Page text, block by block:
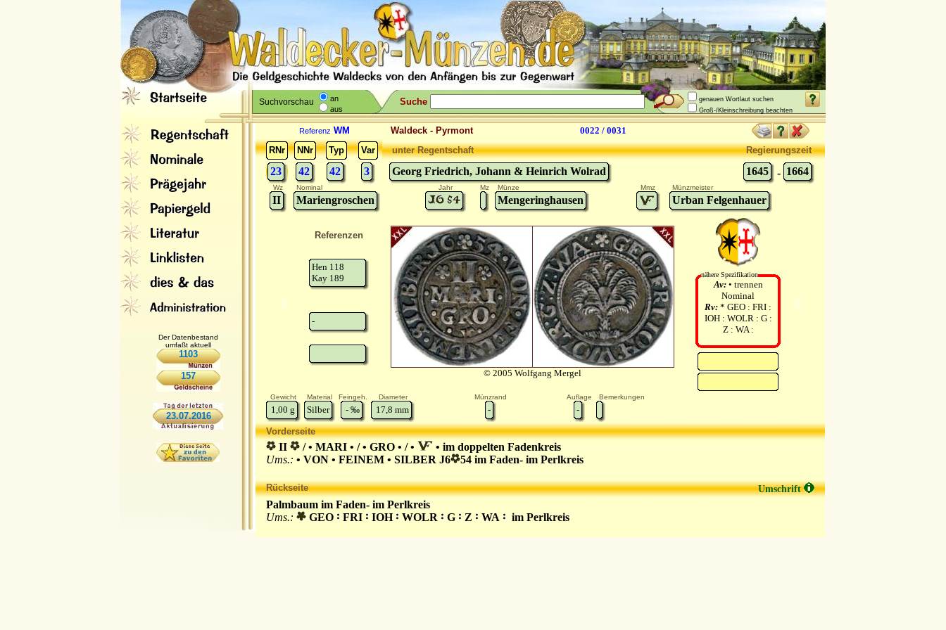
Suchvorschau
an
aus
Suche
genauen Wortlaut suchen
Groß-/Kleinschreibung beachten
Der Datenbestand
umfaßt aktuell
1103
157
23.07.2016
Referenz WM Waldeck - Pyrmont
0022 / 0031
RNr
NNr Typ Var
23 42 42 3
unter Regentschaft Regierungszeit
Georg Friedrich, Johann & Heinrich Wolrad 1645 - 1664
Wz Nominal Jahr Mz Münze Mmz Münzmeister
II Mariengroschen Mengeringhausen Urban Felgenhauer
Referenzen
Hen 118
Kay 189
-
© 2005 Wolfgang Mergel
nähere Spezifikation
Av: • trennen
Nominal
Rv: * GEO : FRI :
IOH : WOLR : G :
Z : WA :
Gewicht Material Feingeh. Diameter Münzrand Auflage Bemerkungen
1,00 g Silber - ‰ 17,8 mm - -
Vorderseite
II / • MARI • / • GRO • / •
• im doppelten Fadenkreis
Ums.: • VON • FEINEM • SILBER J6 54 im Faden- im Perlkreis
Umschrift
Rückseite
Palmbaum im Faden- im Perlkreis
Ums.:
GEO FRI IOH WOLR G Z WA im Perlkreis